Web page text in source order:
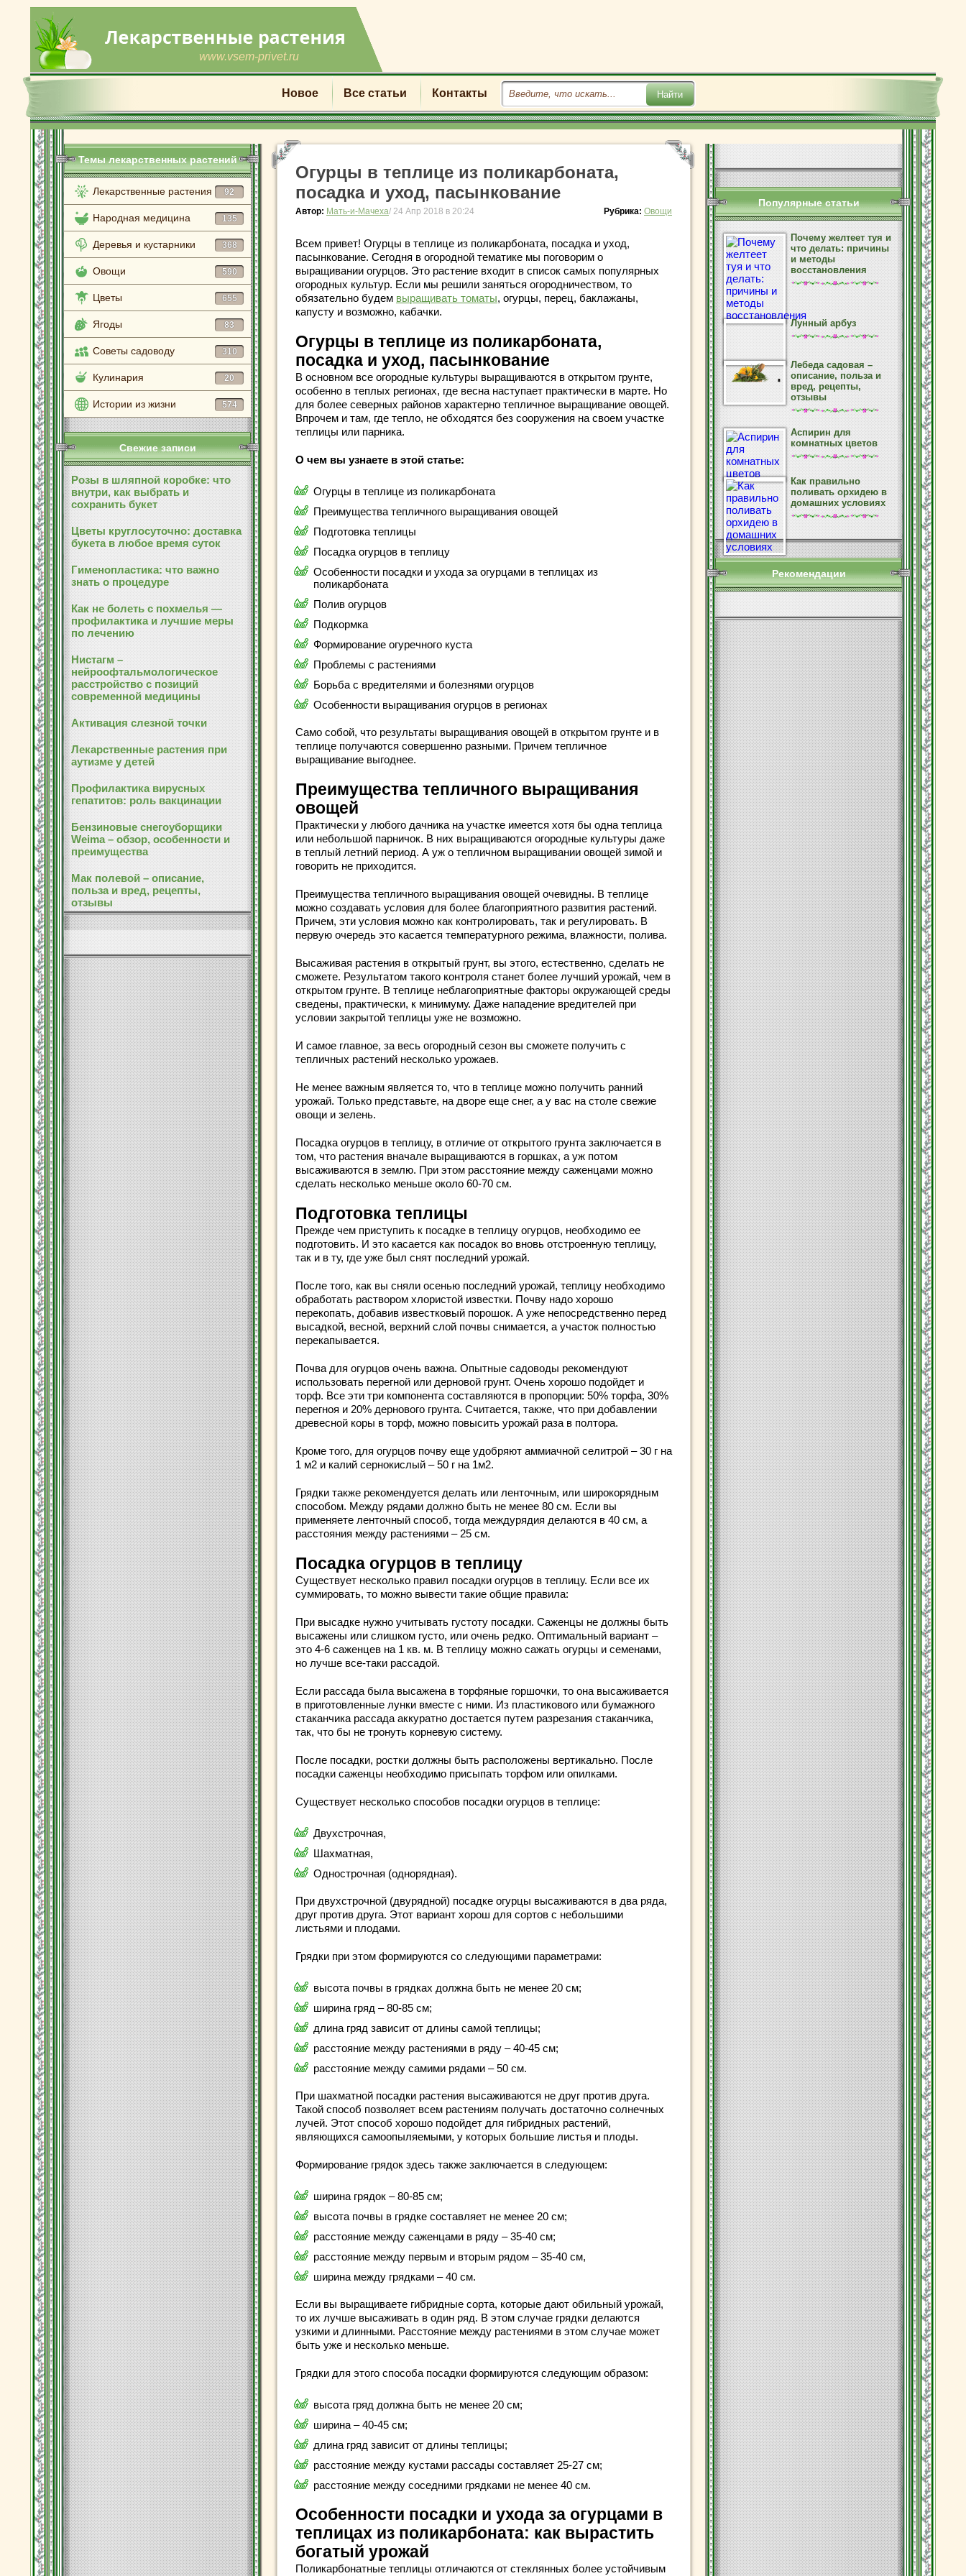
www.vsem-privet.ru
Новое Все статьи Контакты
Темы лекарственных растений
Лекарственные растения 92
Народная медицина 135
Деревья и кустарники 368
Овощи 590
Цветы 655
Ягоды 83
Советы садоводу 310
Кулинария 20
Истории из жизни 574
Свежие записи
Розы в шляпной коробке: что
внутри, как выбрать и
сохранить букет
Цветы круглосуточно: доставка
букета в любое время суток
Гименопластика: что важно
знать о процедуре
Как не болеть с похмелья —
профилактика и лучшие меры
по лечению
Нистагм –
нейроофтальмологическое
расстройство с позиций
современной медицины
Активация слезной точки
Лекарственные растения при
аутизме у детей
Профилактика вирусных
гепатитов: роль вакцинации
Бензиновые снегоуборщики
Weima – обзор, особенности и
преимущества
Мак полевой – описание,
польза и вред, рецепты,
отзывы
Огурцы в теплице из поликарбоната,
посадка и уход, пасынкование
Автор: Мать-и-Мачеха/ 24 Апр 2018 в 20:24 Рубрика: Овощи
Всем привет! Огурцы в теплице из поликарбоната, посадка и уход,
пасынкование. Сегодня в огородной тематике мы поговорим о
выращивании огурцов. Это растение входит в список самых популярных
огородных культур. Если мы решили заняться огородничеством, то
обязательно будем выращивать томаты, огурцы, перец, баклажаны,
капусту и возможно, кабачки.
Огурцы в теплице из поликарбоната,
посадка и уход, пасынкование
В основном все огородные культуры выращиваются в открытом грунте,
особенно в теплых регионах, где весна наступает практически в марте. Но
для более северных районов характерно тепличное выращивание овощей.
Впрочем и там, где тепло, не обходятся без сооружения на своем участке
теплицы или парника.
О чем вы узнаете в этой статье:
Огурцы в теплице из поликарбоната
Преимущества тепличного выращивания овощей
Подготовка теплицы
Посадка огурцов в теплицу
Особенности посадки и ухода за огурцами в теплицах из
поликарбоната
Полив огурцов
Подкормка
Формирование огуречного куста
Проблемы с растениями
Борьба с вредителями и болезнями огурцов
Особенности выращивания огурцов в регионах
Само собой, что результаты выращивания овощей в открытом грунте и в
теплице получаются совершенно разными. Причем тепличное
выращивание выгоднее.
Преимущества тепличного выращивания
овощей
Практически у любого дачника на участке имеется хотя бы одна теплица
или небольшой парничок. В них выращиваются огородные культуры даже
в теплый летний период. А уж о тепличном выращивании овощей зимой и
говорить не приходится.
Преимущества тепличного выращивания овощей очевидны. В теплице
можно создавать условия для более благоприятного развития растений.
Причем, эти условия можно как контролировать, так и регулировать. В
первую очередь это касается температурного режима, влажности, полива.
Высаживая растения в открытый грунт, вы этого, естественно, сделать не
сможете. Результатом такого контроля станет более лучший урожай, чем в
открытом грунте. В теплице неблагоприятные факторы окружающей среды
сведены, практически, к минимуму. Даже нападение вредителей при
условии закрытой теплицы уже не возможно.
И самое главное, за весь огородный сезон вы сможете получить с
тепличных растений несколько урожаев.
Не менее важным является то, что в теплице можно получить ранний
урожай. Только представьте, на дворе еще снег, а у вас на столе свежие
овощи и зелень.
Посадка огурцов в теплицу, в отличие от открытого грунта заключается в
том, что растения вначале выращиваются в горшках, а уж потом
высаживаются в землю. При этом расстояние между саженцами можно
сделать несколько меньше около 60-70 см.
Подготовка теплицы
Прежде чем приступить к посадке в теплицу огурцов, необходимо ее
подготовить. И это касается как посадок во вновь отстроенную теплицу,
так и в ту, где уже был снят последний урожай.
После того, как вы сняли осенью последний урожай, теплицу необходимо
обработать раствором хлористой известки. Почву надо хорошо
перекопать, добавив известковый порошок. А уже непосредственно перед
высадкой, весной, верхний слой почвы снимается, а участок полностью
перекапывается.
Почва для огурцов очень важна. Опытные садоводы рекомендуют
использовать перегной или дерновой грунт. Очень хорошо подойдет и
торф. Все эти три компонента составляются в пропорции: 50% торфа, 30%
перегноя и 20% дернового грунта. Считается, также, что при добавлении
древесной коры в торф, можно повысить урожай раза в полтора.
Кроме того, для огурцов почву еще удобряют аммиачной селитрой – 30 г на
1 м2 и калий сернокислый – 50 г на 1м2.
Грядки также рекомендуется делать или ленточным, или широкорядным
способом. Между рядами должно быть не менее 80 см. Если вы
применяете ленточный способ, тогда междурядия делаются в 40 см, а
расстояния между растениями – 25 см.
Посадка огурцов в теплицу
Существует несколько правил посадки огурцов в теплицу. Если все их
суммировать, то можно вывести такие общие правила:
При высадке нужно учитывать густоту посадки. Саженцы не должны быть
высажены или слишком густо, или очень редко. Оптимальный вариант –
это 4-6 саженцев на 1 кв. м. В теплицу можно сажать огурцы и семенами,
но лучше все-таки рассадой.
Если рассада была высажена в торфяные горшочки, то она высаживается
в приготовленные лунки вместе с ними. Из пластикового или бумажного
стаканчика рассада аккуратно достается путем разрезания стаканчика,
так, что бы не тронуть корневую систему.
После посадки, ростки должны быть расположены вертикально. После
посадки саженцы необходимо присыпать торфом или опилками.
Существует несколько способов посадки огурцов в теплице:
Двухстрочная,
Шахматная,
Однострочная (однорядная).
При двухстрочной (двурядной) посадке огурцы высаживаются в два ряда,
друг против друга. Этот вариант хорош для сортов с небольшими
листьями и плодами.
Грядки при этом формируются со следующими параметрами:
высота почвы в грядках должна быть не менее 20 см;
ширина гряд – 80-85 см;
длина гряд зависит от длины самой теплицы;
расстояние между растениями в ряду – 40-45 см;
расстояние между самими рядами – 50 см.
При шахматной посадки растения высаживаются не друг против друга.
Такой способ позволяет всем растениям получать достаточно солнечных
лучей. Этот способ хорошо подойдет для гибридных растений,
являющихся самоопыляемыми, у которых большие листья и плоды.
Формирование грядок здесь также заключается в следующем:
ширина грядок – 80-85 см;
высота почвы в грядке составляет не менее 20 см;
расстояние между саженцами в ряду – 35-40 см;
расстояние между первым и вторым рядом – 35-40 см,
ширина между грядками – 40 см.
Если вы выращиваете гибридные сорта, которые дают обильный урожай,
то их лучше высаживать в один ряд. В этом случае грядки делаются
узкими и длинными. Расстояние между растениями в этом случае может
быть уже и несколько меньше.
Грядки для этого способа посадки формируются следующим образом:
высота гряд должна быть не менее 20 см;
ширина – 40-45 см;
длина гряд зависит от длины теплицы;
расстояние между кустами рассады составляет 25-27 см;
расстояние между соседними грядками не менее 40 см.
Особенности посадки и ухода за огурцами в
теплицах из поликарбоната: как вырастить
богатый урожай
Поликарбонатные теплицы отличаются от стеклянных более устойчивым
Популярные статьи
Почему желтеет туя и
что делать: причины
и методы
восстановления
Лунный арбуз
Лебеда садовая –
описание, польза и
вред, рецепты,
отзывы
Аспирин для
комнатных цветов
Как правильно
поливать орхидею в
домашних условиях
Рекомендации